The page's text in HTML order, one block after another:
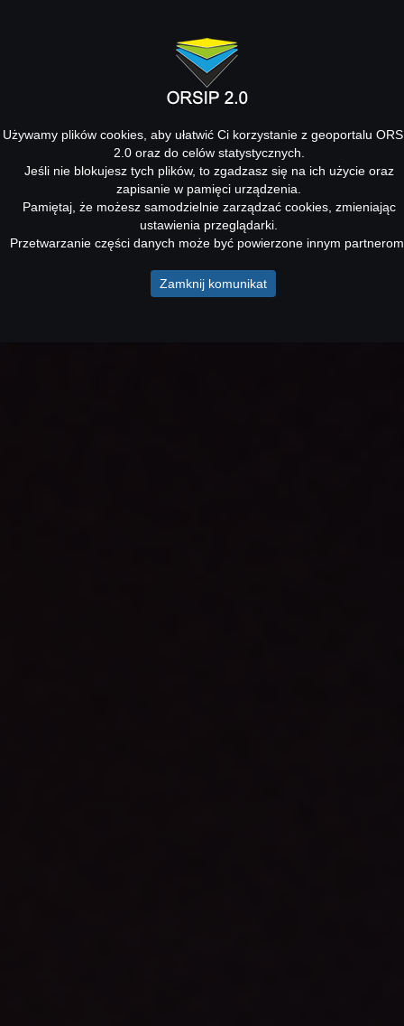
Używamy plików cookies, aby ułatwić Ci korzystanie z geoportalu
2.0 oraz do celów statystycznych.
Jeśli nie blokujesz tych plików, to zgadzasz się na ich użycie oraz
zapisanie w pamięci urządzenia.
Pamiętaj, że możesz samodzielnie zarządzać cookies, zmieniając
ustawienia przeglądarki.
Przetwarzanie części danych może być powierzone innym
Zamknij komunikat